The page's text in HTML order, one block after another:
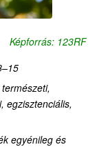
Képforrás: 123RF
egzisztenciális,
egyénileg és